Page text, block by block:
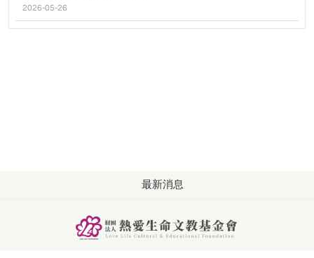
2026-05-26
最新消息